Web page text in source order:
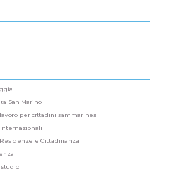
San Marino
per cittadini sammarinesi
e Cittadinanza